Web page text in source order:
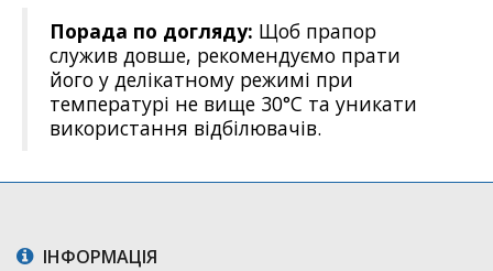
Порада по догляду: Щоб прапор
служив довше, рекомендуємо прати
його у делікатному режимі при
температурі не вище 30°C та уникати
використання відбілювачів.
ІНФОРМАЦІЯ